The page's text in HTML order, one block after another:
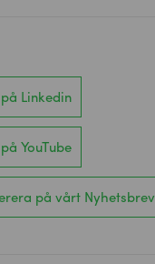
Linkedin
YouTube
på vårt Nyhetsbrev